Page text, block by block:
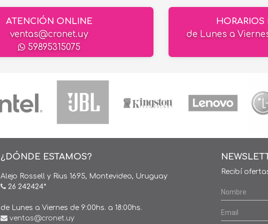
ATENCIÓN ONLINE
ventas@cronet.uy
59895315075
de Lunes a
¿DÓNDE ESTAMOS?
Alejo Rossell y Rius 1695, Montevideo, Uruguay
26 242424*
de Lunes a Viernes de 9:00hs. a 18:00hs.
ventas@cronet.uy
Recibí